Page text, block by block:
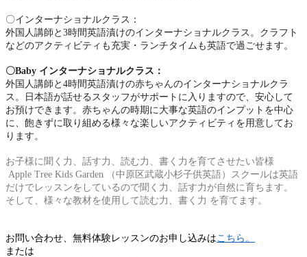
〇インターナショナルクラス：
外国人講師と 3時間英語漬けのインターナショナルクラス。クラフト
などのアクティビティも充実・ランチタイムも英語で過ごせます。
〇Baby インターナショナルクラス：
外国人講師と 4時間英語漬けの赤ちゃんのインターナショナルクラ
ス。日本語が話せるスタッフがサポートに入りますので、安心して
お預けできます。赤ちゃんの時期に大事な英語のインプットを中心
に、飽きずに取り組める様々な楽しいアクティビティを用意してお
ります。
お子様に聞く力、話す力、読む力、書く力を育てさせたい皆様
Apple Tree Kids Garden
（中原区武蔵小杉子供英語）スクールは英語
だけでレッスンをしているので聞く力、話す力が自然に育ちます。
そして、様々な教材を使用して読む力、書く力 を育てます。
お問い合わせ、無料体験レッスンのお申し込みは こちら。
または